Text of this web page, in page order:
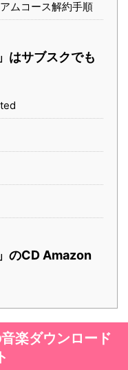
ムコース解約手順
はサブスクでも
のCD Amazon
楽ダウンロード